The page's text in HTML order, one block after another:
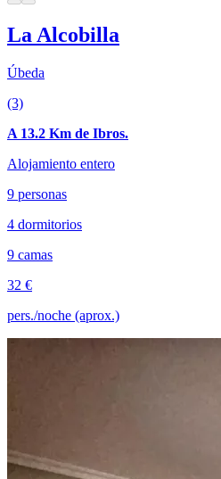
La Alcobilla
Úbeda
(3)
A 13.2 Km de Ibros.
Alojamiento entero
9 personas
4 dormitorios
9 camas
32 €
pers./noche (aprox.)